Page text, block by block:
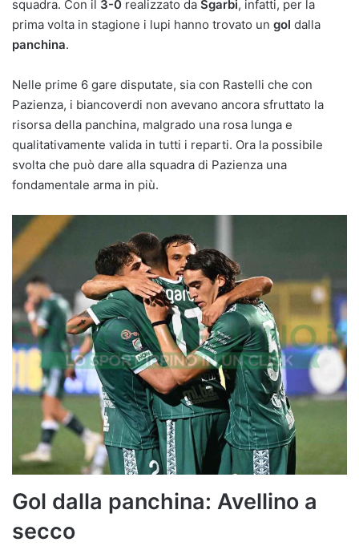
squadra. Con il 3-0 realizzato da Sgarbi, infatti, per la
prima volta in stagione i lupi hanno trovato un gol dalla
panchina.
Nelle prime 6 gare disputate, sia con Rastelli che con
Pazienza, i biancoverdi non avevano ancora sfruttato la
risorsa della panchina, malgrado una rosa lunga e
qualitativamente valida in tutti i reparti. Ora la possibile
svolta che può dare alla squadra di Pazienza una
fondamentale arma in più.
Gol dalla panchina: Avellino a
secco